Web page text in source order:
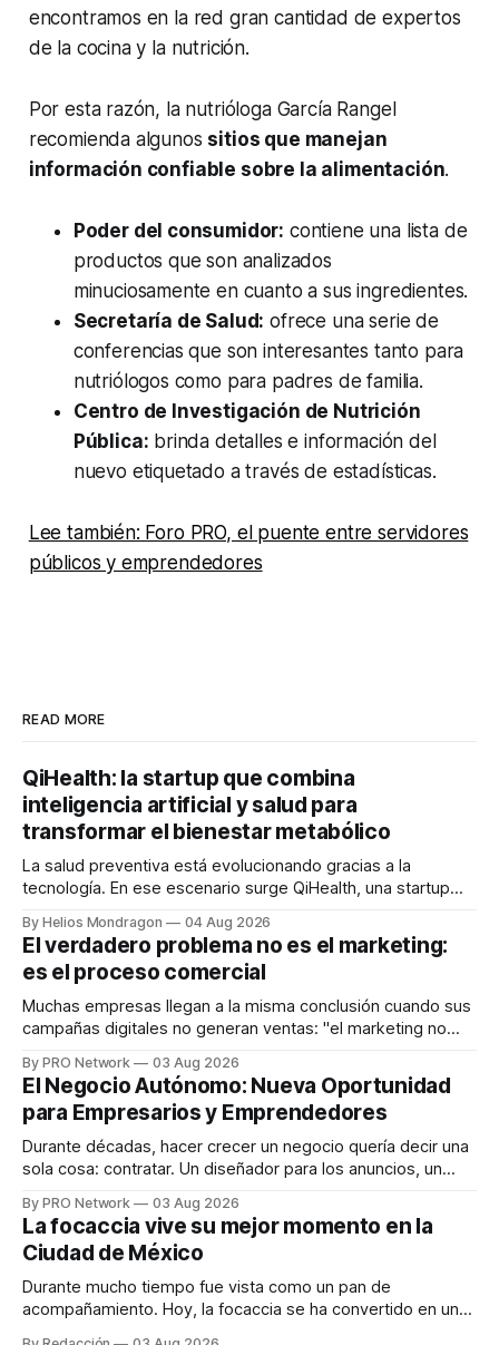
encontramos en la red gran cantidad de expertos
de la cocina y la nutrición.
Por esta razón, la nutrióloga García Rangel
recomienda algunos sitios que manejan
información confiable sobre la alimentación.
Poder del consumidor: contiene una lista de
productos que son analizados
minuciosamente en cuanto a sus ingredientes.
Secretaría de Salud: ofrece una serie de
conferencias que son interesantes tanto para
nutriólogos como para padres de familia.
Centro de Investigación de Nutrición
Pública: brinda detalles e información del
nuevo etiquetado a través de estadísticas.
Lee también: Foro PRO, el puente entre servidores
públicos y emprendedores
READ MORE
QiHealth: la startup que combina
inteligencia artificial y salud para
transformar el bienestar metabólico
La salud preventiva está evolucionando gracias a la
tecnología. En ese escenario surge QiHealth, una startup
dispositivos inteligentes, inteligencia artificial y monitoreo
en tiempo real para ayudar a las personas a tomar mejores
decisiones sobre su salud metabólica. Su propuesta busca
responder
By Helios Mondragon 04 Aug 2026
El verdadero problema no es el marketing:
es el proceso comercial
Muchas empresas llegan a la misma conclusión cuando sus
campañas digitales no generan ventas: "el marketing no
INTERIUS, el problema suele estar en otro lugar. Durante
una entrevista para el podcast SER PRO, el especialista en
marketing digital explicó que
By PRO Network 03 Aug 2026
El Negocio Autónomo: Nueva Oportunidad
para Empresarios y Emprendedores
Durante décadas, hacer crecer un negocio quería decir una
sola cosa: contratar. Un diseñador para los anuncios, un
para los textos, alguien que supiera de publicidad digital
para encontrar prospectos, un vendedor para atender
llamadas y mensajes, y —con suerte— una persona
By PRO Network 03 Aug 2026
La focaccia vive su mejor momento en la
Ciudad de México
Durante mucho tiempo fue vista como un pan de
acompañamiento. Hoy, la focaccia se ha convertido en uno